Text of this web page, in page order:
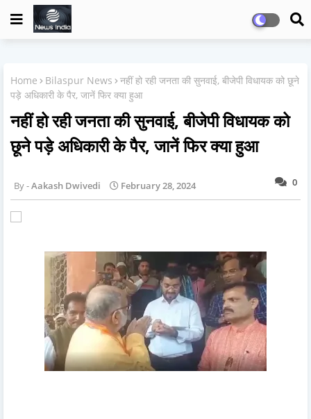
Home Bilaspur News
नहीं हो रही जनता की सुनवाई, बीजेपी विधायक को छूने
पड़े अधिकारी के पैर, जानें फिर क्या हुआ
नहीं हो रही जनता की सुनवाई, बीजेपी विधायक को
छूने पड़े अधिकारी के पैर, जानें फिर क्या हुआ
0
Aakash Dwivedi February 28, 2024